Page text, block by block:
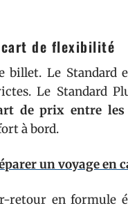
de flexibilité
billet. Le Standard
Le Standard
de prix entre
à bord.
un voyage en
retour en formule